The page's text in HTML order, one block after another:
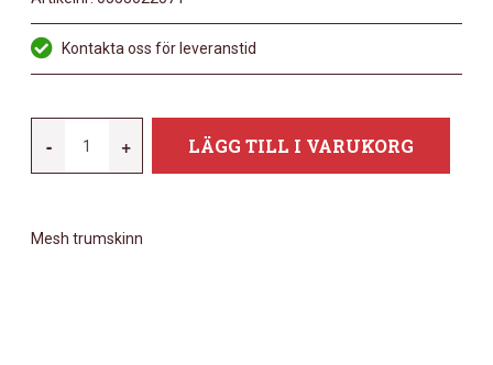
Kontakta oss för leveranstid
-
12"
MÄNGD
+ LÄGG TILL I VARUKORG
Mesh trumskinn